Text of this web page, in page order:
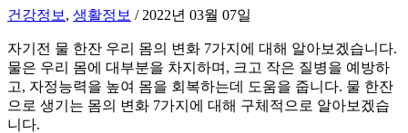
건강정보 , 생활정보 / 2022년 03월 07일
자기전 물 한잔 우리 몸의 변화 7가지에 대해 알아보겠습니다.
물은 우리 몸에 대부분을 차지하며, 크고 작은 질병을 예방하
고, 자정능력을 높여 몸을 회복하는데 도움을 줍니다. 물 한잔
으로 생기는 몸의 변화 7가지에 대해 구체적으로 알아보겠습
니다.